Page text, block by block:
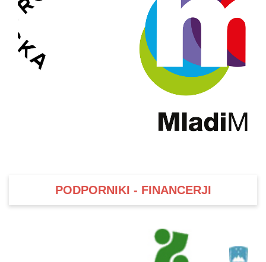
PODPORNIKI - FINANCERJI